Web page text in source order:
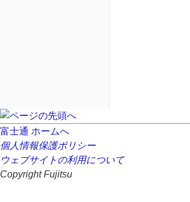
富士通 ホームへ
個人情報保護ポリシー
ウェブサイトの利用について
Copyright Fujitsu